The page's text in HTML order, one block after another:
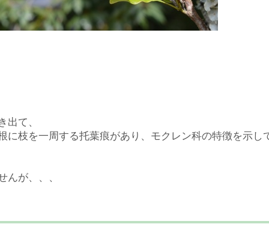
出て、
に枝を一周する托葉痕があり、モクレン科の特徴を示し
んが、、、